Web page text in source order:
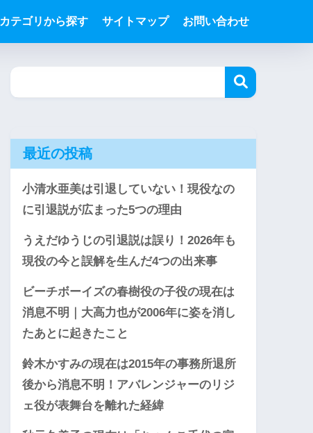
カテゴリから探す サイトマップ お問い合わせ
最近の投稿
小清水亜美は引退していない！現役なの
に引退説が広まった5つの理由
うえだゆうじの引退説は誤り！2026年も
現役の今と誤解を生んだ4つの出来事
ビーチボーイズの春樹役の子役の現在は
消息不明｜大高力也が2006年に姿を消し
たあとに起きたこと
鈴木かすみの現在は2015年の事務所退所
後から消息不明！アバレンジャーのリジ
ェ役が表舞台を離れた経緯